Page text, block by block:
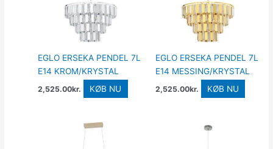
EGLO ERSEKA PENDEL 7L
E14 KROM/KRYSTAL
2,525.00kr. KØB NU
EGLO ERSEKA PENDEL 7L
E14 MESSING/KRYSTAL
2,525.00kr. KØB NU